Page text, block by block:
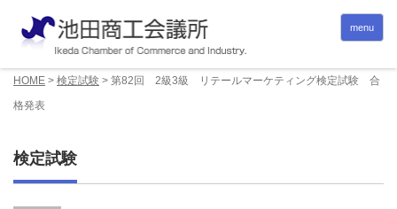
menu
HOME > 検定試験 > 第82回 2級3級 リテールマーケティング検定試験 合
格発表
検定試験